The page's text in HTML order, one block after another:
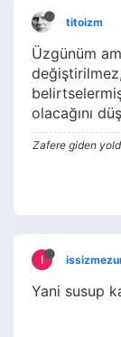
titoizm
Üzgünüm
olacağını
Zafere giden
I
Yani susup